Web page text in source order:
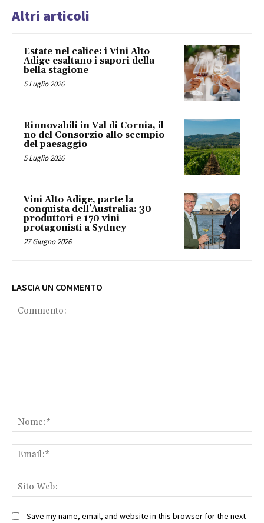
Altri articoli
Estate nel calice: i Vini Alto
Adige esaltano i sapori della
bella stagione
5 Luglio 2026
Rinnovabili in Val di Cornia, il
no del Consorzio allo scempio
del paesaggio
5 Luglio 2026
Vini Alto Adige, parte la
conquista dell’Australia: 30
produttori e 170 vini
protagonisti a Sydney
27 Giugno 2026
LASCIA UN COMMENTO
Save my name, email, and website in this browser for the next